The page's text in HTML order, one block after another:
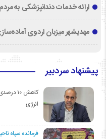
ارائه خدمات دندانپزشکی به
مهدیشهر میزبان اردوی
پیشنهاد سردبیر
کاهش
انرژی
فرمانده سپاه